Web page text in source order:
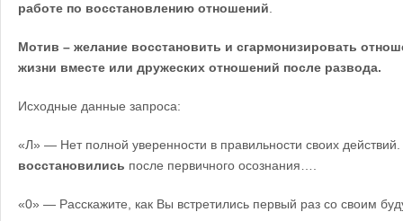
работе по восстановлению отношений
Мотив – желание восстановить и сгармонизировать
жизни вместе или дружеских отношений после развода.
Исходные данные запроса:
«Л» — Нет полной уверенности в правильности своих действий.
восстановились после первичного осознания….
«0» — Расскажите, как Вы встретились первый раз со своим